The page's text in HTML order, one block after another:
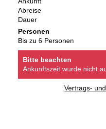
Abreise
Dauer
Personen
Bis zu 6 Personen
Bitte beachten
Ankunftszeit wurde nicht
Vertrags-